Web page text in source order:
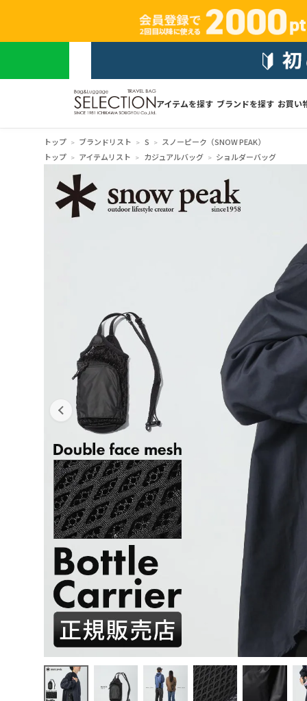
アイテムを探す ブランドを探す お買い
トップ ブランドリスト S
スノーピーク（SNOW PEAK）
トップ
アイテムリスト カジュアルバッグ ショルダーバッグ